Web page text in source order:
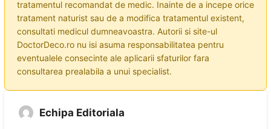
tratamentul recomandat de medic. Inainte de a incepe orice
tratament naturist sau de a modifica tratamentul existent,
consultati medicul dumneavoastra. Autorii si site-ul
DoctorDeco.ro nu isi asuma responsabilitatea pentru
eventualele consecinte ale aplicarii sfaturilor fara
consultarea prealabila a unui specialist.
Echipa Editoriala